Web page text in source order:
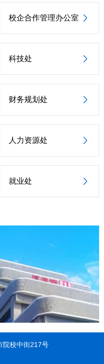
校企合作管理办公室
科技处
财务规划处
人力资源处
就业处
院校中街217号